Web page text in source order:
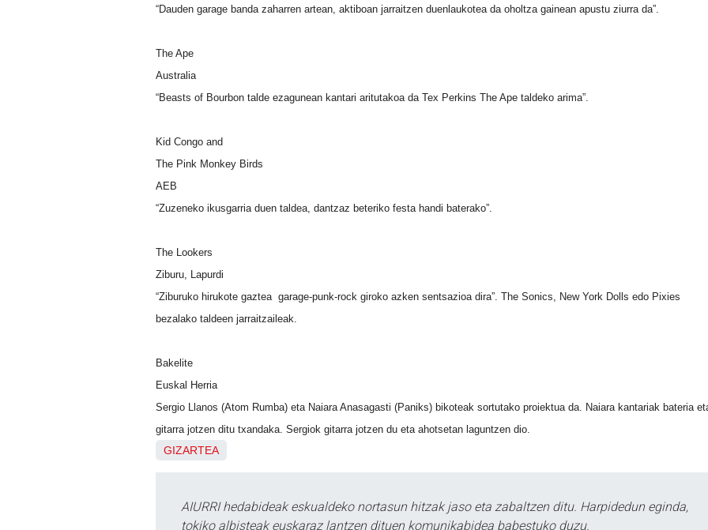
“Dauden garage banda zaharren artean, aktiboan jarraitzen duenlaukotea da oholtza gainean apustu ziurra da”.
The Ape
Australia
“Beasts of Bourbon talde ezagunean kantari aritutakoa da Tex Perkins The Ape taldeko arima”.
Kid Congo and
The Pink Monkey Birds
AEB
“Zuzeneko ikusgarria duen taldea, dantzaz beteriko festa handi baterako”.
The Lookers
Ziburu, Lapurdi
“Ziburuko hirukote gaztea garage-punk-rock giroko azken sentsazioa dira”. The Sonics, New York Dolls edo Pixies
bezalako taldeen jarraitzaileak.
Bakelite
Euskal Herria
Sergio Llanos (Atom Rumba) eta Naiara Anasagasti (Paniks) bikoteak sortutako proiektua da. Naiara kantariak bateria
gitarra jotzen ditu txandaka. Sergiok gitarra jotzen du eta ahotsetan laguntzen dio.
GIZARTEA
AIURRI hedabideak eskualdeko nortasun hitzak jaso eta zabaltzen ditu. Harpidedun eginda,
tokiko albisteak euskaraz lantzen dituen komunikabidea babestuko duzu.